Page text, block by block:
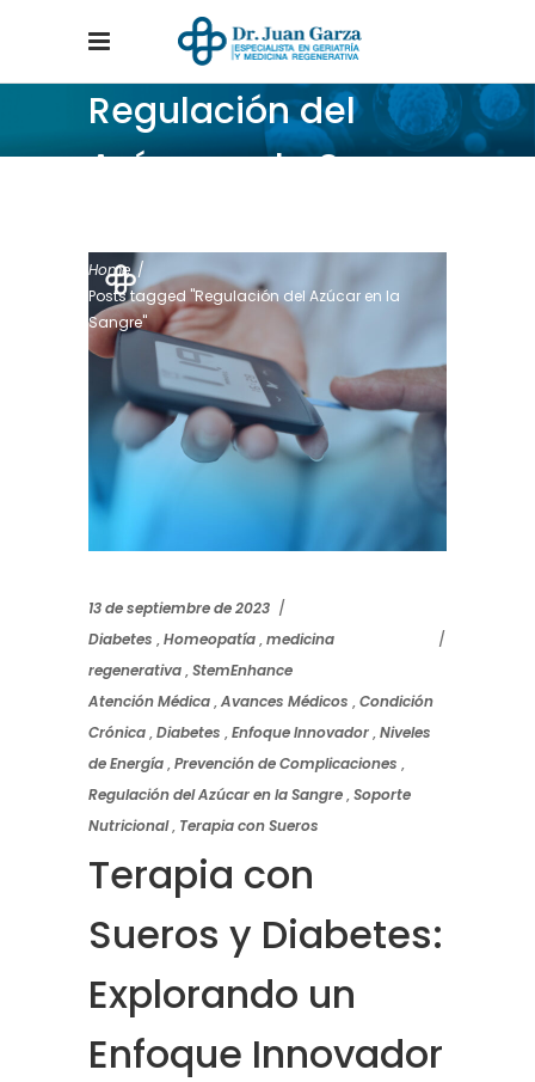
Regulación del
Azúcar en la Sangre
Home/
Posts tagged "Regulación del Azúcar en la
Sangre"
13 de septiembre de 2023
Diabetes ,Homeopatía,medicina
regenerativa,StemEnhance
Atención Médica,Avances Médicos ,Condición
Crónica,Diabetes ,Enfoque Innovador,Niveles
de Energía,Prevención de Complicaciones ,
Regulación del Azúcar en la Sangre,Soporte
Nutricional, Terapia con Sueros
Terapia con
Sueros y Diabetes:
Explorando un
Enfoque Innovador